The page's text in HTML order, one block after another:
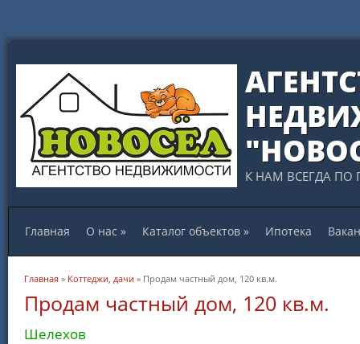
К НАМ ВСЕГДА ПО
Главная О нас » Каталог объектов » Ипотека
Вы здесь
Главная » Коттеджи, дачи » Продам частный дом, 120 кв.м.
Продам частный дом, 120 кв.м.
Шелехов